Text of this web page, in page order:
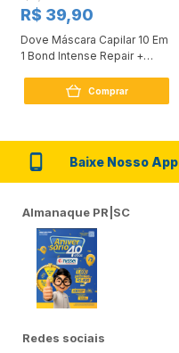
R$ 39,90
Dove Máscara Capilar 10 Em
1 Bond Intense Repair +
Comprar
Baixe Nosso App
Almanaque PR|SC
Redes sociais